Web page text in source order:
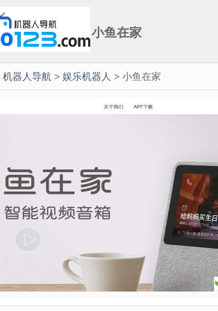
小鱼在家
机器人导航 > 娱乐机器人 > 小鱼在家